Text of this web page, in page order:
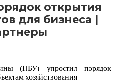
открытия
для бизнеса |
(НБУ) упростил порядок
хозяйствования